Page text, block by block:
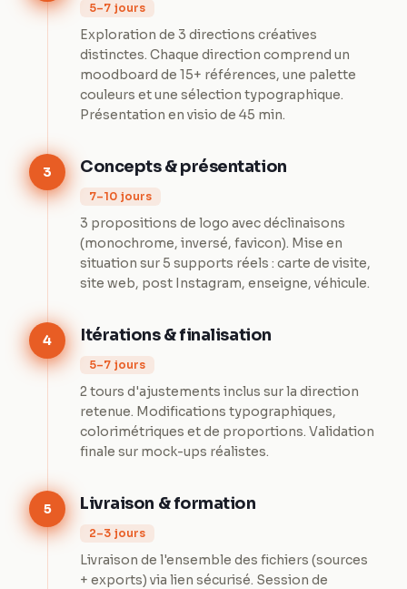
5–7 jours
Exploration de 3 directions créatives
distinctes. Chaque direction comprend un
moodboard de 15+ références, une palette
couleurs et une sélection typographique.
Présentation en visio de 45 min.
3 Concepts & présentation
7–10 jours
3 propositions de logo avec déclinaisons
(monochrome, inversé, favicon). Mise en
situation sur 5 supports réels : carte de visite,
site web, post Instagram, enseigne, véhicule.
4 Itérations & finalisation
5–7 jours
2 tours d'ajustements inclus sur la direction
retenue. Modifications typographiques,
colorimétriques et de proportions. Validation
finale sur mock-ups réalistes.
5 Livraison & formation
2–3 jours
Livraison de l'ensemble des fichiers (sources
+ exports) via lien sécurisé. Session de